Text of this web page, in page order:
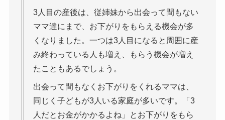
3人目の産後は、従姉妹から出会って間もない
ママ達にまで、お下がりをもらえる機会が多
くなりました。一つは3人目になると周囲に産
み終わっている人も増え、もらう機会が増え
たこともあるでしょう。
出会って間もなくお下がりをくれるママは、
同じく子どもが3人いる家庭が多いです。「3
人だとお金がかかるよね」とお下がりをもら